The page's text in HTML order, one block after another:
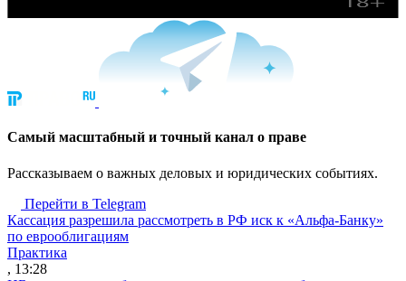
Cамый масштабный и точный канал о праве
Рассказываем о важных деловых и юридических событиях.
Перейти в Telegram
Кассация разрешила рассмотреть в РФ иск к «Альфа-Банку»
по еврооблигациям
Практика
, 13:28